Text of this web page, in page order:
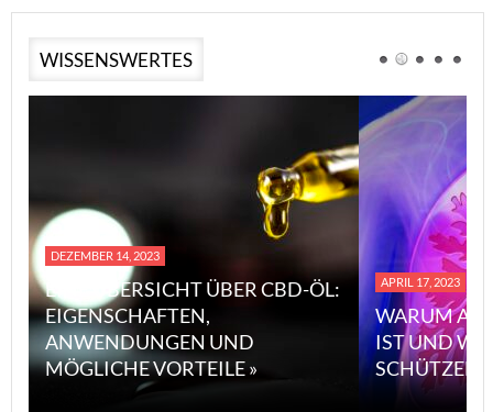
WISSENSWERTES
DEZEMBER 14, 2023
EINE ÜBERSICHT ÜBER CBD-ÖL:
EIGENSCHAFTEN,
ANWENDUNGEN UND
MÖGLICHE VORTEILE »
APRIL 17, 2023
WARUM
IST UND
SCHÜTZEN